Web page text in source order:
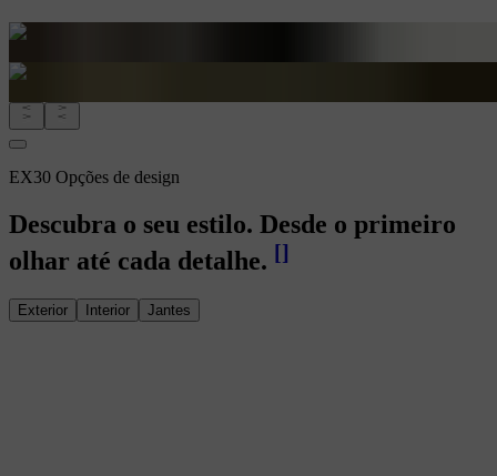
EX30 Opções de design
Descubra o seu estilo. Desde o primeiro
olhar até cada detalhe. []
Exterior Interior Jantes